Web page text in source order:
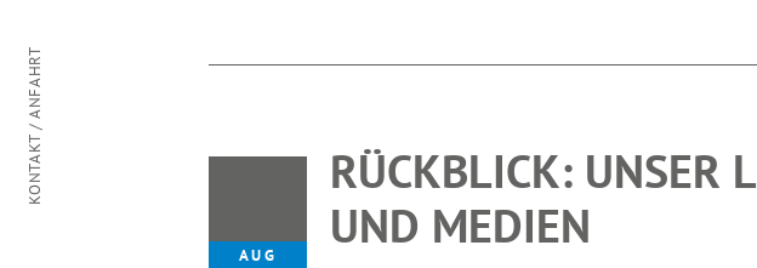
AUG
RÜCKBLICK: UNSER
UND MEDIEN
KONTAKT / ANFAHRT